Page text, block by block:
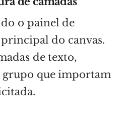
o painel de
principal do canvas.
de texto,
grupo que importam